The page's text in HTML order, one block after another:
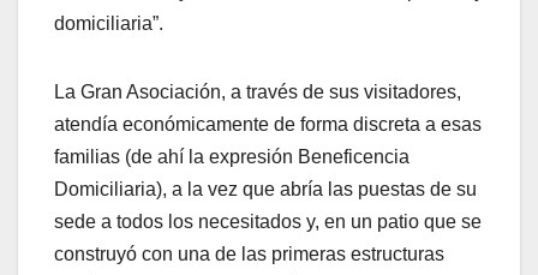
domiciliaria”.
La Gran Asociación, a través de sus visitadores,
atendía económicamente de forma discreta a esas
familias (de ahí la expresión Beneficencia
Domiciliaria), a la vez que abría las puestas de su
sede a todos los necesitados y, en un patio que se
construyó con una de las primeras estructuras